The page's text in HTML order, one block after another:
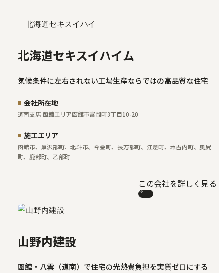
北海道セキスイハイム
気候条件に左右されない工場生産ならではの高品質な住宅
会社所在地
道南支店 函館エリア函館市富岡町3丁目10-20
施工エリア
函館市、厚沢部町、北斗市、今金町、長万部町、江差町、木古内町、奥尻
町、鹿部町、乙部町…
この会社を詳しく見る
山野内建設
函館・八雲（道南）で住宅の光熱費負担を実質ゼロにする